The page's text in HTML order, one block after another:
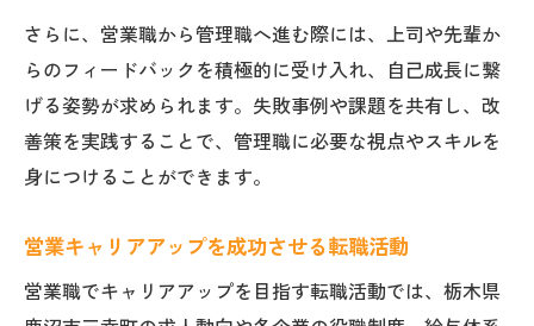
さらに、営業職から管理職へ進む際には、上司や先輩か
らのフィードバックを積極的に受け入れ、自己成長に繋
げる姿勢が求められます。失敗事例や課題を共有し、改
善策を実践することで、管理職に必要な視点やスキルを
身につけることができます。
営業キャリアアップを成功させる転職活動
営業職でキャリアアップを目指す転職活動では、栃木県